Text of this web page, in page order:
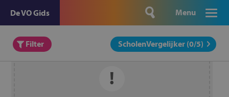
De VO Gids Menu
ScholenVergelijker (0/5)
Filter